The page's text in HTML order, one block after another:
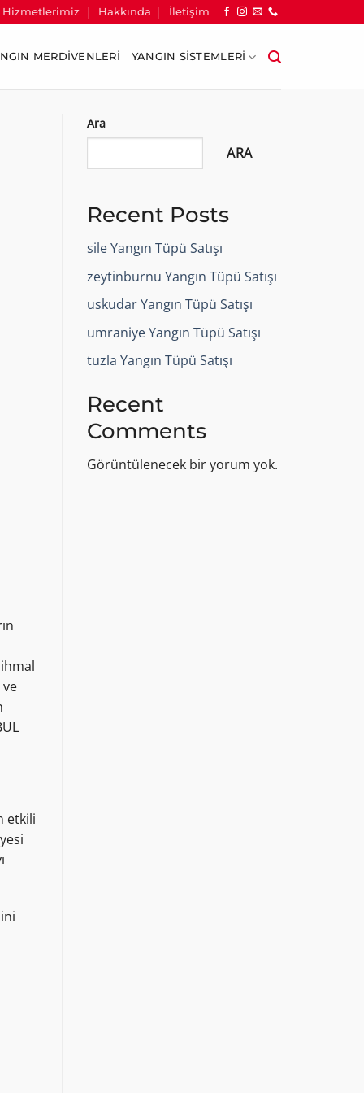
Hizmetlerimiz Hakkında İletişim
MERDIVENLERI YANGIN SISTEMLERI
etkili
Ara
ARA
Recent Posts
sile Yangın Tüpü Satışı
zeytinburnu Yangın Tüpü Satışı
uskudar Yangın Tüpü Satışı
umraniye Yangın Tüpü Satışı
tuzla Yangın Tüpü Satışı
Recent
Comments
Görüntülenecek bir yorum yok.